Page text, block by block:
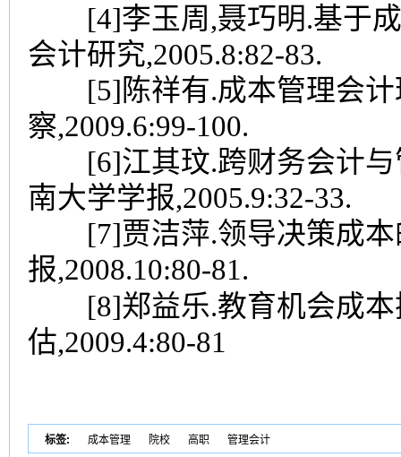
[4]李玉周,聂巧明.基于成
会计研究,2005.8:82-83.
[5]陈祥有.成本管理会计
察,2009.6:99-100.
[6]江其玟.跨财务会计与
南大学学报,2005.9:32-33.
[7]贾洁萍.领导决策成本
报,2008.10:80-81.
[8]郑益乐.教育机会成本
估,2009.4:80-81
标签: 成本管理 院校 高职 管理会计